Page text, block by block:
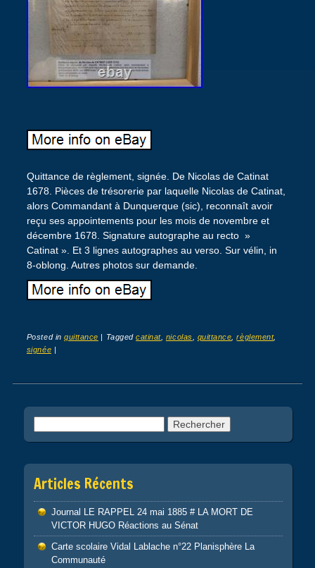
Quittance de règlement, signée. De Nicolas de Catinat
1678. Pièces de trésorerie par laquelle Nicolas de Catinat,
alors Commandant à Dunquerque (sic), reconnaît avoir
reçu ses appointements pour les mois de novembre et
décembre 1678. Signature autographe au recto »
Catinat ». Et 3 lignes autographes au verso. Sur vélin, in
8-oblong. Autres photos sur demande.
Posted inquittance | Taggedcatinat, nicolas quittance ,règlement,
signée |
Post navigation
Articles Récents
Journal LE RAPPEL 24 mai 1885 # LA MORT DE
VICTOR HUGO Réactions au Sénat
Carte scolaire Vidal Lablache n°22 Planisphère La
Communauté